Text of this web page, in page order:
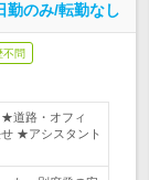
のみ/転勤なし
不問
★道路・オフィ
★アシスタント